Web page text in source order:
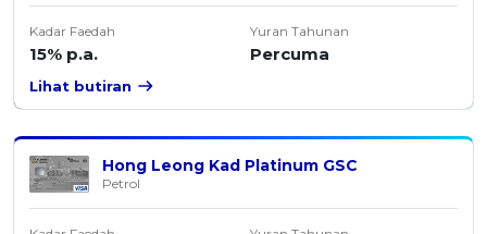
Kadar Faedah
15% p.a.
Yuran Tahunan
Percuma
Lihat butiran
Hong Leong Kad Platinum GSC
Petrol